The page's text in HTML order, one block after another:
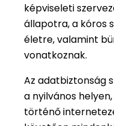
képviseleti
állapotra, a kóros
életre, valamint
vonatkoznak.
Az adatbiztonság
a nyilvános
történő